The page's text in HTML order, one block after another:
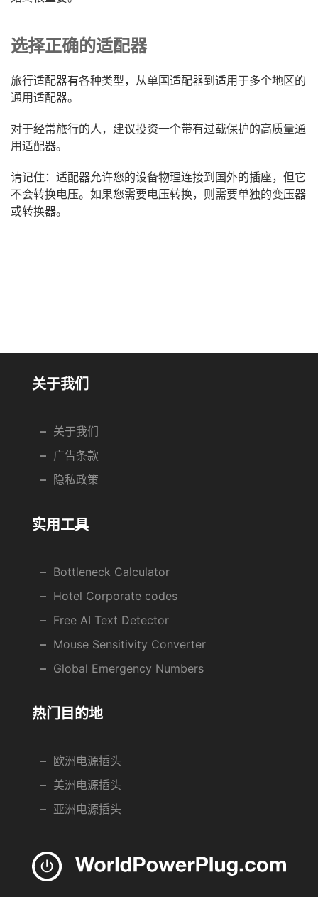
选择正确的适配器
旅行适配器有各种类型，从单国适配器到适用于多个地区的
通用适配器。
对于经常旅行的人，建议投资一个带有过载保护的高质量通
用适配器。
请记住：适配器允许您的设备物理连接到国外的插座，但它
不会转换电压。如果您需要电压转换，则需要单独的变压器
或转换器。
关于我们
关于我们
广告条款
隐私政策
实用工具
Bottleneck Calculator
Hotel Corporate codes
Free AI Text Detector
Mouse Sensitivity Converter
Global Emergency Numbers
热门目的地
欧洲电源插头
美洲电源插头
亚洲电源插头